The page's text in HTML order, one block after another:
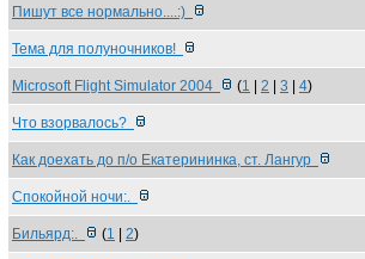
Пишут все нормально....:)
Тема для полуночников!
Microsoft Flight Simulator 2004 (1 2 3 4)
Что взорвалось?
Как доехать до п/о Екатерининка, ст. Лангур
Спокойной ночи:.
Бильярд:. (1 2)